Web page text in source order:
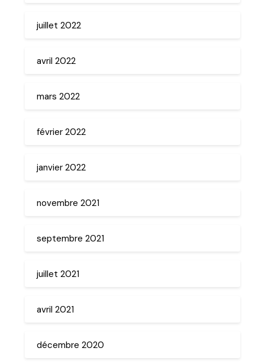
juillet 2022
avril 2022
mars 2022
février 2022
janvier 2022
novembre 2021
septembre 2021
juillet 2021
avril 2021
décembre 2020